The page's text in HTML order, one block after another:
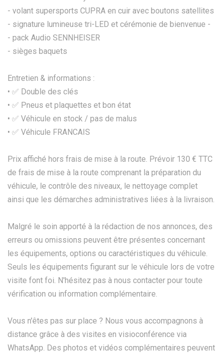
- volant supersports CUPRA en cuir avec boutons satellites
- signature lumineuse tri-LED et cérémonie de bienvenue -
- pack Audio SENNHEISER
- sièges baquets
Entretien & informations :
•⁠ ✅ Double des clés
•⁠ ✅ Pneus et plaquettes et bon état
•⁠ ✅ Véhicule en stock / pas de malus
•⁠ ✅ Véhicule FRANCAIS
Prix affiché hors frais de mise à la route. Prévoir 130 € TTC
de frais de mise à la route comprenant la préparation du
véhicule, le contrôle des niveaux, le nettoyage complet
ainsi que les démarches administratives liées à la livraison.
Malgré le soin apporté à la rédaction de nos annonces, des
erreurs ou omissions peuvent être présentes concernant
les équipements, options ou caractéristiques du véhicule.
Seuls les équipements figurant sur le véhicule lors de votre
visite font foi. N'hésitez pas à nous contacter pour toute
vérification ou information complémentaire.
Vous n'êtes pas sur place ? Nous vous accompagnons à
distance grâce à des visites en visioconférence via
WhatsApp. Des photos et vidéos complémentaires peuvent